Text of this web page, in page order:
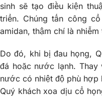
sinh sẽ tạo điều kiện
triển. Chúng tấn công
amidan, thậm chí là nhiễm
Do đó, khi bị đau họng,
đá hoặc nước lạnh.
nước có nhiệt độ phù
Quý khách xoa dịu cổ